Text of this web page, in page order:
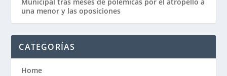
una menor y las oposiciones
CATEGORÍAS
Home